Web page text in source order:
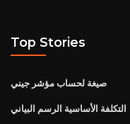
Top Stories
صيغة لحساب مؤشر جيني
التكلفة الأساسية الرسم البياني